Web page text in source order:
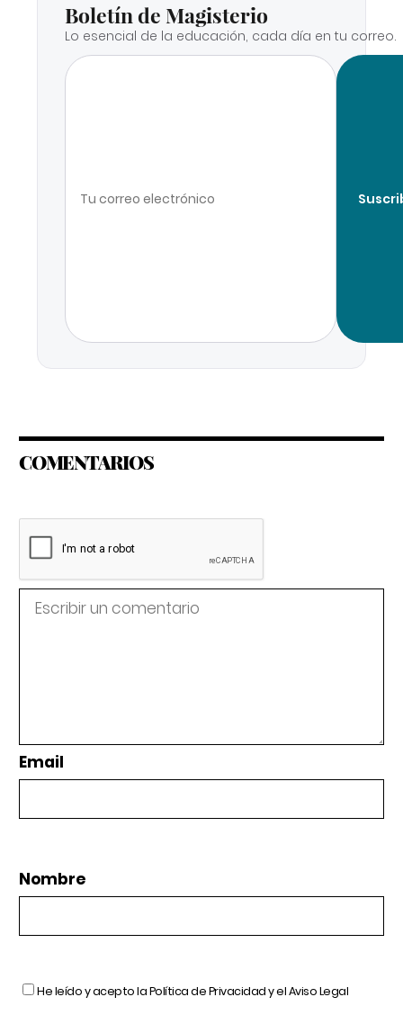
Boletín de Magisterio
Lo esencial de la educación, cada día en tu correo.
COMENTARIOS
Email
Nombre
He leído y acepto laPolítica de Privacidady elAviso Legal